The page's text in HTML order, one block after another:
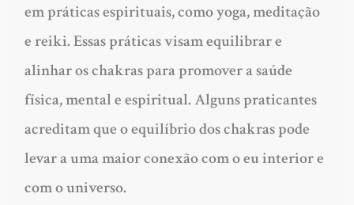
em práticas espirituais, como yoga, meditação
e reiki. Essas práticas visam equilibrar e
alinhar os chakras para promover a saúde
física, mental e espiritual. Alguns praticantes
acreditam que o equilíbrio dos chakras pode
levar a uma maior conexão com o eu interior e
com o universo.